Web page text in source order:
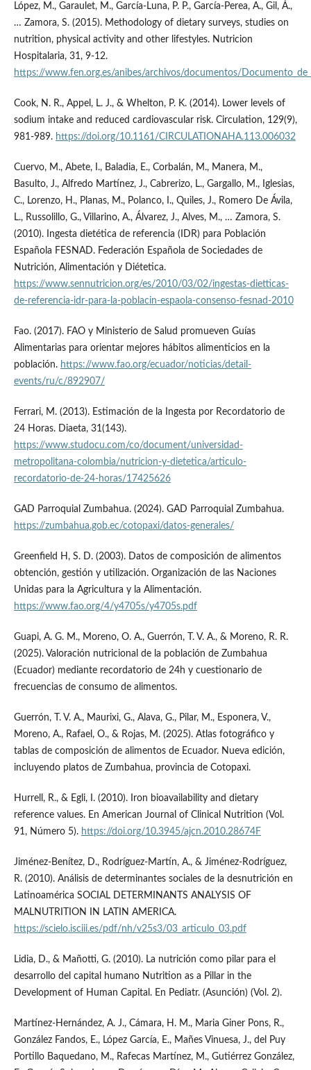
López, M., Garaulet, M., García-Luna, P. P., García-Perea, A., Gil, Á.,
… Zamora, S. (2015). Methodology of dietary surveys, studies on
nutrition, physical activity and other lifestyles. Nutricion
Hospitalaria, 31, 9-12.
https://www.fen.org.es/anibes/archivos/documentos/
Cook, N. R., Appel, L. J., & Whelton, P. K. (2014). Lower levels of
sodium intake and reduced cardiovascular risk. Circulation, 129(9),
981-989. https://doi.org/10.1161/CIRCULATIONAHA.113.006032
Cuervo, M., Abete, I., Baladia, E., Corbalán, M., Manera, M.,
Basulto, J., Alfredo Martínez, J., Cabrerizo, L., Gargallo, M., Iglesias,
C., Lorenzo, H., Planas, M., Polanco, I., Quiles, J., Romero De Ávila,
L., Russolillo, G., Villarino, A., Álvarez, J., Alves, M., … Zamora, S.
(2010). Ingesta dietética de referencia (IDR) para Población
Española FESNAD. Federación Española de Sociedades de
Nutrición, Alimentación y Diétetica.
https://www.sennutricion.org/es/2010/03/02/ingestas-dietticas-
de-referencia-idr-para-la-poblacin-espaola-consenso-fesnad-2010
Fao. (2017). FAO y Ministerio de Salud promueven Guías
Alimentarias para orientar mejores hábitos alimenticios en la
población. https://www.fao.org/ecuador/noticias/detail-
events/ru/c/892907/
Ferrari, M. (2013). Estimación de la Ingesta por Recordatorio de
24 Horas. Diaeta, 31(143).
https://www.studocu.com/co/document/universidad-
metropolitana-colombia/nutricion-y-dietetica/articulo-
recordatorio-de-24-horas/17425626
GAD Parroquial Zumbahua. (2024). GAD Parroquial Zumbahua.
https://zumbahua.gob.ec/cotopaxi/datos-generales/
Greenfield H, S. D. (2003). Datos de composición de alimentos
obtención, gestión y utilización. Organización de las Naciones
Unidas para la Agricultura y la Alimentación.
https://www.fao.org/4/y4705s/y4705s.pdf
Guapi, A. G. M., Moreno, O. A., Guerrón, T. V. A., & Moreno, R. R.
(2025). Valoración nutricional de la población de Zumbahua
(Ecuador) mediante recordatorio de 24h y cuestionario de
frecuencias de consumo de alimentos.
Guerrón, T. V. A., Maurixi, G., Alava, G., Pilar, M., Esponera, V.,
Moreno, A., Rafael, O., & Rojas, M. (2025). Atlas fotográfico y
tablas de composición de alimentos de Ecuador. Nueva edición,
incluyendo platos de Zumbahua, provincia de Cotopaxi.
Hurrell, R., & Egli, I. (2010). Iron bioavailability and dietary
reference values. En American Journal of Clinical Nutrition (Vol.
91, Número 5). https://doi.org/10.3945/ajcn.2010.28674F
Jiménez-Benítez, D., Rodríguez-Martín, A., & Jiménez-Rodríguez,
R. (2010). Análisis de determinantes sociales de la desnutrición en
Latinoamérica SOCIAL DETERMINANTS ANALYSIS OF
MALNUTRITION IN LATIN AMERICA.
https://scielo.isciii.es/pdf/nh/v25s3/03_articulo_03.pdf
Lidia, D., & Mañotti, G. (2010). La nutrición como pilar para el
desarrollo del capital humano Nutrition as a Pillar in the
Development of Human Capital. En Pediatr. (Asunción) (Vol. 2).
Martínez-Hernández, A. J., Cámara, H. M., Maria Giner Pons, R.,
González Fandos, E., López García, E., Mañes Vinuesa, J., del Puy
Portillo Baquedano, M., Rafecas Martínez, M., Gutiérrez González,